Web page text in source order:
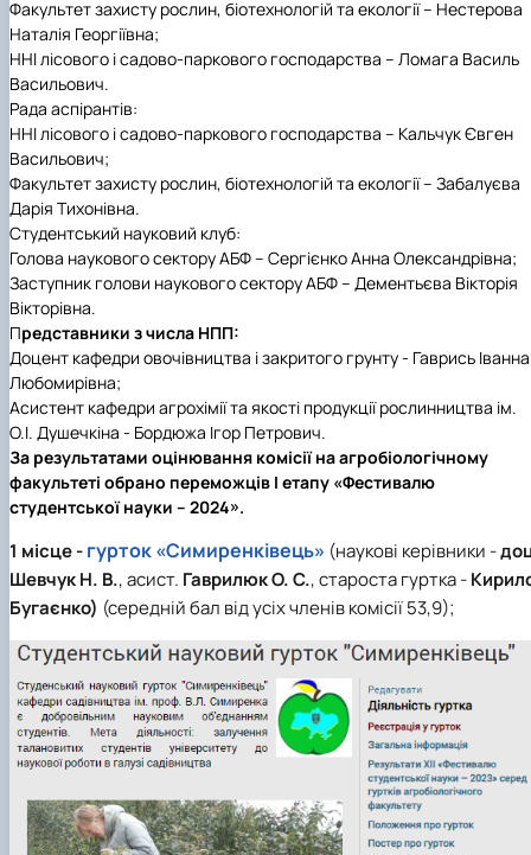
Department of Agriculture and Herbology
Department of Vegetable Crops and Protected
Cultivation
The Department of Horticulture named after Prof.
Symyrenko
Standardisation of Plant Products nam…
Employers' Council of the Faculty of Agrobiology
Academic Council of the Faculty of Agrobiology
Postgraduate Council of the Faculty of Agrobiology
Student Organisation of the Faculty of Agrobiology
of Crop Production and So…
Колегіальні органи
факультету
Рада аспірантів агробіологічного
факультету
Сенат студентської організації
агробіологічного факультету
ґрунтознавства агробіологічного факульт…
Факультет захисту рослин, біотехнологій та екології – Нестерова
Наталія Георгіївна;
ННІ лісового і садово-паркового господарства – Ломага Василь
Васильович.
Рада аспірантів:
ННІ лісового і садово-паркового господарства – Кальчук Євген
Васильович;
Факультет захисту рослин, біотехнологій та екології – Забалуєва
Дарія Тихонівна.
Студентський науковий клуб:
Голова наукового сектору АБФ – Сергієнко Анна Олександрівна;
Заступник голови наукового сектору АБФ – Дементьєва Вікторія
Вікторівна.
Представники з числа НПП:
Доцент кафедри овочівництва і закритого грунту - Гаврись Іванна
Любомирівна;
Асистент кафедри агрохімії та якості продукції рослинництва ім.
О.І. Душечкіна - Бордюжа Ігор Петрович.
За результатами оцінювання комісії на агробіологічному
факультеті обрано переможців І етапу «Фестивалю
студентської науки – 2024».
1 місце-гурток «Симиренківець» (наукові керівники -
Шевчук Н. В., асист. Гаврилюк О. С., староста гуртка -
Бугаєнко) (середній бал від усіх членів комісії 53,9);